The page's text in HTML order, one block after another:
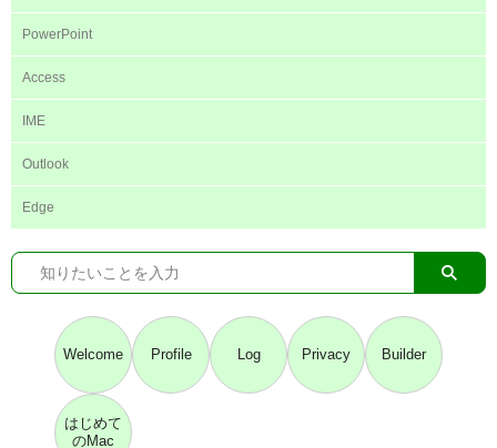
PowerPoint
Access
IME
Outlook
Edge
Welcome Profile Log Privacy Builder
はじめて
のMac